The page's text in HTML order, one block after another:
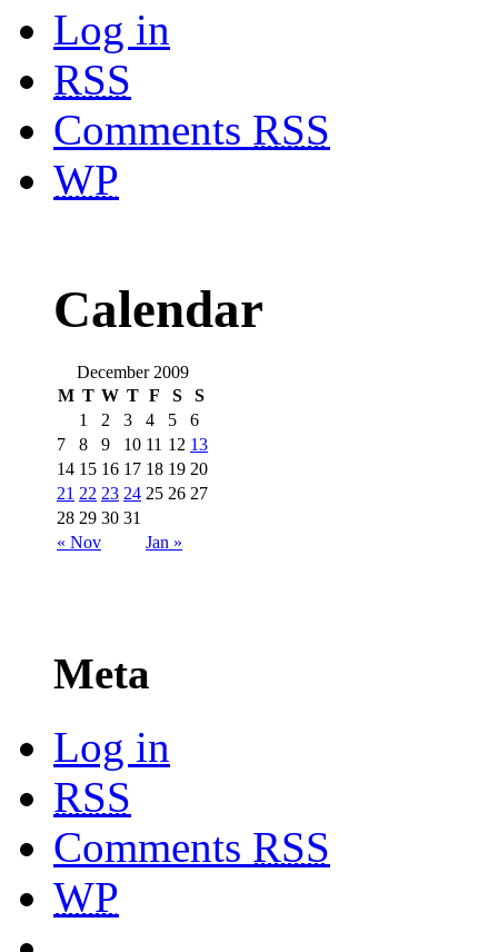
Log in
RSS
Comments RSS
WP
Calendar
December 2009
M T W T F S S
« Nov Jan »
1 2 3 4 5
6
7
8 9 10 11 12 13
14 15 16 17 18 19 20
21 22 23 24 25 26 27
28 29 30 31
Meta
Log in
RSS
Comments RSS
WP